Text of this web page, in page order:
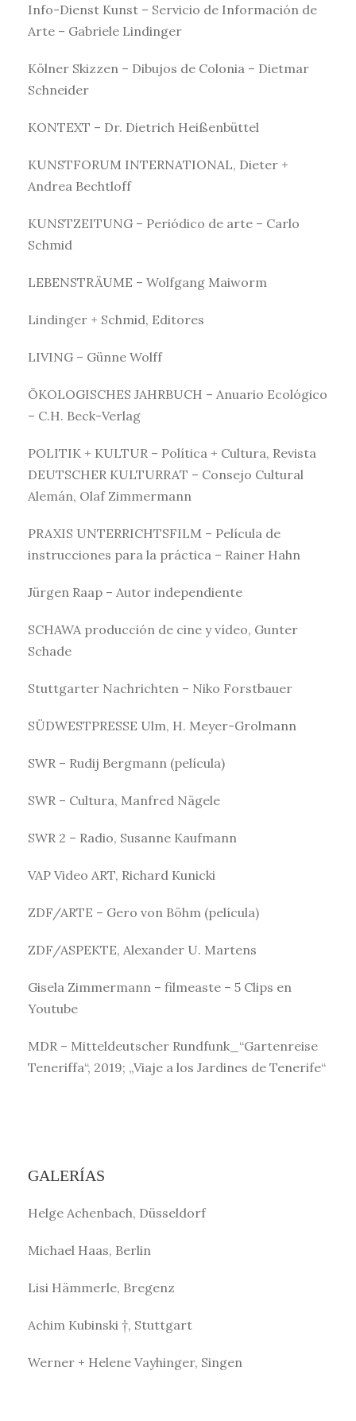
Info-Dienst Kunst – Servicio de Información de
Arte – Gabriele Lindinger
Kölner Skizzen – Dibujos de Colonia – Dietmar
Schneider
KONTEXT – Dr. Dietrich Heißenbüttel
KUNSTFORUM INTERNATIONAL, Dieter +
Andrea Bechtloff
KUNSTZEITUNG – Periódico de arte – Carlo
Schmid
LEBENSTRÄUME – Wolfgang Maiworm
Lindinger + Schmid, Editores
LIVING – Günne Wolff
ÖKOLOGISCHES JAHRBUCH – Anuario Ecológico
– C.H. Beck-Verlag
POLITIK + KULTUR – Política + Cultura, Revista
DEUTSCHER KULTURRAT – Consejo Cultural
Alemán, Olaf Zimmermann
PRAXIS UNTERRICHTSFILM – Película de
instrucciones para la práctica – Rainer Hahn
Jürgen Raap – Autor independiente
SCHAWA producción de cine y vídeo, Gunter
Schade
Stuttgarter Nachrichten – Niko Forstbauer
SÜDWESTPRESSE Ulm, H. Meyer-Grolmann
SWR – Rudij Bergmann (película)
SWR – Cultura, Manfred Nägele
SWR 2 – Radio, Susanne Kaufmann
VAP Video ART, Richard Kunicki
ZDF/ARTE – Gero von Böhm (película)
ZDF/ASPEKTE, Alexander U. Martens
Gisela Zimmermann – filmeaste – 5 Clips en
Youtube
MDR – Mitteldeutscher Rundfunk_“Gartenreise
Teneriffa“, 2019; „Viaje a los Jardines de Tenerife“
GALERÍAS
Helge Achenbach, Düsseldorf
Michael Haas, Berlin
Lisi Hämmerle, Bregenz
Achim Kubinski †, Stuttgart
Werner + Helene Vayhinger, Singen